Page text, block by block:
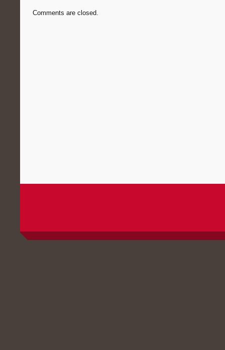
Comments are closed.